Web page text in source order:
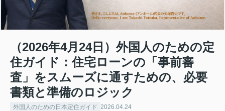
（2026年4月24日）外国人のための定
住ガイド：住宅ローンの「事前審
査」をスムーズに通すための、必要
書類と準備のロジック
外国人のための日本定住ガイド 2026.04.24